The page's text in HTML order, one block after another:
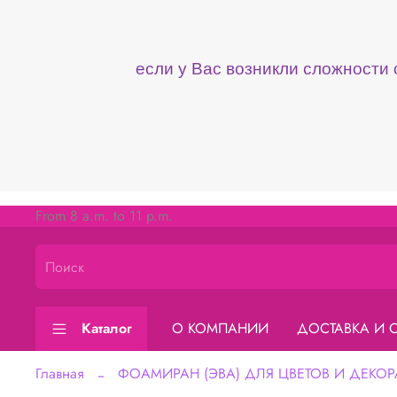
если у Вас возникли
From 8 a.m. to 11 p.m.
Каталог О КОМПАНИИ ДОСТАВКА И
Главная ФОАМИРАН (ЭВА) ДЛЯ ЦВЕТОВ И